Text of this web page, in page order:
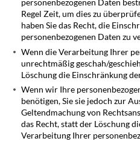
personenbezogenen Daten
Regel Zeit, um dies zu
haben Sie das Recht, die
personenbezogenen Daten zu
Wenn die Verarbeitung Ihrer
unrechtmäßig geschah/
Löschung die Einschränkung
Wenn wir Ihre
benötigen, Sie sie jedoch zur
Geltendmachung von
das Recht, statt der Löschung
Verarbeitung Ihrer